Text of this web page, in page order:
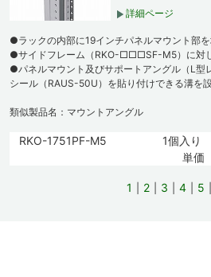
詳細ページ
●ラックの内部に19インチパネルマウント部を
●サイドフレーム（RKO-□□□SF-M5）に対し
●パネルマウント及びサポートアングル（L型
シール（RAUS-50U）を貼り付けできる溝を設
類似製品名：マウントアングル
RKO-1751PF-M5
1個入り
単価
1 2 3 4 5